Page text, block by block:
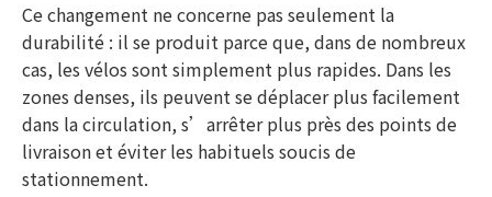
Ce changement ne concerne pas seulement la
durabilité : il se produit parce que, dans de nombreux
cas, les vélos sont simplement plus rapides. Dans les
zones denses, ils peuvent se déplacer plus facilement
dans la circulation, s’arrêter plus près des points de
livraison et éviter les habituels soucis de
stationnement.